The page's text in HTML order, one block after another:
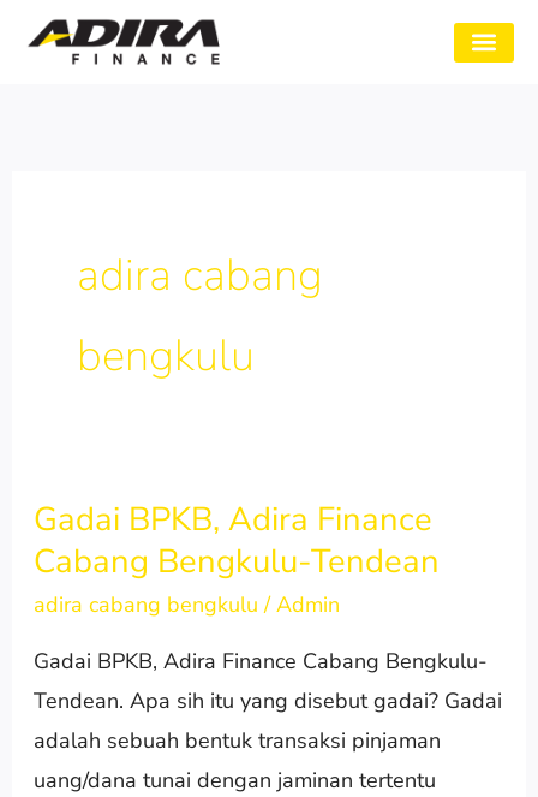
adira cabang
bengkulu
Gadai BPKB, Adira Finance
Cabang Bengkulu-Tendean
adira cabang bengkulu /Admin
Gadai BPKB, Adira Finance Cabang Bengkulu-
Tendean. Apa sih itu yang disebut gadai? Gadai
adalah sebuah bentuk transaksi pinjaman
uang/dana tunai dengan jaminan tertentu
Gadai
BPKB,
Adira
Cabang
Bengkulu-
Tendean